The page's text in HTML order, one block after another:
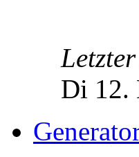
Di 12.